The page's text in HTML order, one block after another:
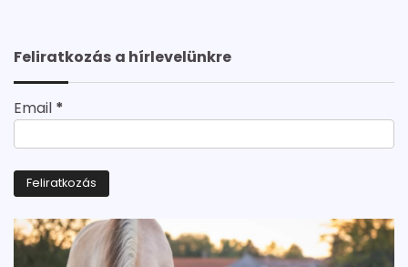
Feliratkozás a hírlevelünkre
Email *